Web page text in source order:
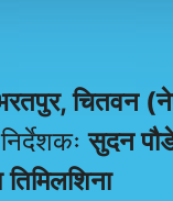
चितवन
सुदन